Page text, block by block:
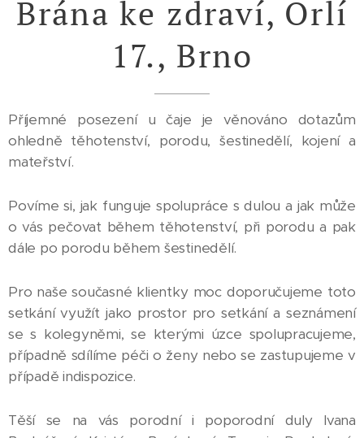
Brána ke zdraví, Orlí
17., Brno
Příjemné posezení u čaje je věnováno dotazům
ohledně těhotenství, porodu, šestinedělí, kojení a
mateřství.
Povíme si, jak funguje spolupráce s dulou a jak může
o vás pečovat během těhotenství, při porodu a pak
dále po porodu během šestinedělí.
Pro naše současné klientky moc doporučujeme toto
setkání využít jako prostor pro setkání a seznámení
se s kolegyněmi, se kterými úzce spolupracujeme,
případně sdílíme péči o ženy nebo se zastupujeme v
případě indispozice.
Těší se na vás porodní i poporodní duly Ivana